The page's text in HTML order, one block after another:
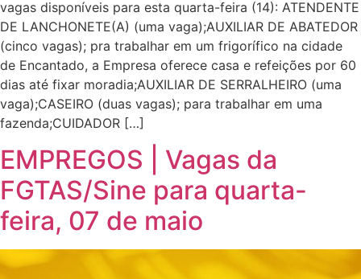
vagas disponíveis para esta quarta-feira (14): ATENDENTE
DE LANCHONETE(A) (uma vaga);AUXILIAR DE ABATEDOR
(cinco vagas); pra trabalhar em um frigorífico na cidade
de Encantado, a Empresa oferece casa e refeições por 60
dias até fixar moradia;AUXILIAR DE SERRALHEIRO (uma
vaga);CASEIRO (duas vagas); para trabalhar em uma
fazenda;CUIDADOR […]
EMPREGOS | Vagas da
FGTAS/Sine para quarta-
feira, 07 de maio